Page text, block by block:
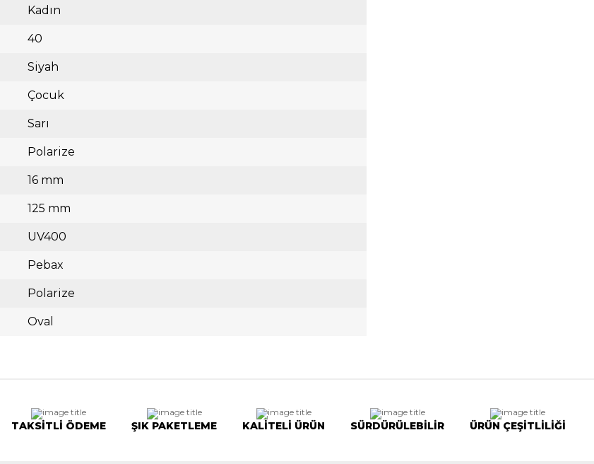
Kadın
40
Siyah
Çocuk
Sarı
Polarize
16 mm
125 mm
UV400
Pebax
Polarize
Oval
TAKSİTLİ ÖDEME ŞIK PAKETLEME KALİTELİ ÜRÜN SÜRDÜRÜLEBİLİR ÜRÜN ÇEŞİTLİLİĞİ